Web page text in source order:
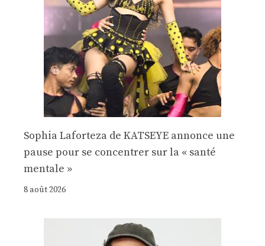
Sophia Laforteza de KATSEYE annonce une
pause pour se concentrer sur la « santé
mentale »
8 août 2026